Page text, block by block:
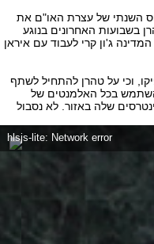
השנתי של עצרת האו"ם את
בשבועות האחרונים בנוגע
ג'ון קרי לעבוד עם איראן
וכי על טהרן להתחיל לשתף
בכל האלמנטים של
שלה באזור. לא נסבול
hlsjs-lite: Network error